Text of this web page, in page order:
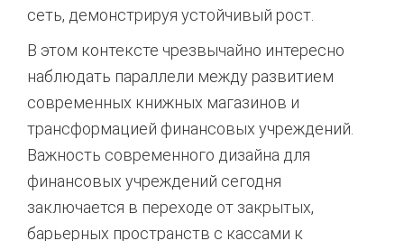
сеть, демонстрируя устойчивый рост.
В этом контексте чрезвычайно интересно
наблюдать параллели между развитием
современных книжных магазинов и
трансформацией финансовых учреждений.
Важность современного дизайна для
финансовых учреждений сегодня
заключается в переходе от закрытых,
барьерных пространств с кассами к